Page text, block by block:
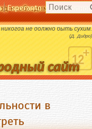
необходим для
Esperanto
природа суха, но искусство
никогда не должно быть сухим.
(Д. Дидро)
в